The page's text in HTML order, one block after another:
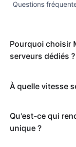
Questions
Pourquoi choisir
serveurs dédiés ?
À quelle vitesse
Qu'est-ce qui
unique ?